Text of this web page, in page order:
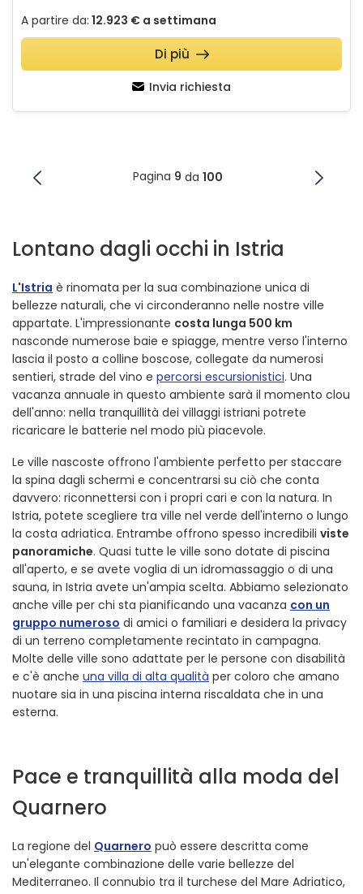
A partire da: 12.923 € a settimana
Invia richiesta
Di più
Pagina 9 da 100
Lontano dagli occhi in Istria
L'Istria è rinomata per la sua combinazione unica di
bellezze naturali, che vi circonderanno nelle nostre ville
appartate. L'impressionante costa lunga 500 km
nasconde numerose baie e spiagge, mentre verso l'interno
lascia il posto a colline boscose, collegate da numerosi
sentieri, strade del vino e percorsi escursionistici. Una
vacanza annuale in questo ambiente sarà il momento clou
dell'anno: nella tranquillità dei villaggi istriani potrete
ricaricare le batterie nel modo più piacevole.
Le ville nascoste offrono l'ambiente perfetto per staccare
la spina dagli schermi e concentrarsi su ciò che conta
davvero: riconnettersi con i propri cari e con la natura. In
Istria, potete scegliere tra ville nel verde dell'interno o lungo
la costa adriatica. Entrambe offrono spesso incredibili viste
panoramiche. Quasi tutte le ville sono dotate di piscina
all'aperto, e se avete voglia di un idromassaggio o di una
sauna, in Istria avete un'ampia scelta. Abbiamo selezionato
anche ville per chi sta pianificando una vacanza con un
gruppo numeroso di amici o familiari e desidera la privacy
di un terreno completamente recintato in campagna.
Molte delle ville sono adattate per le persone con disabilità
e c'è anche una villa di alta qualità per coloro che amano
nuotare sia in una piscina interna riscaldata che in una
esterna.
Pace e tranquillità alla moda del
Quarnero
La regione del Quarnero può essere descritta come
un'elegante combinazione delle varie bellezze del
Mediterraneo. Il connubio tra il turchese del Mare Adriatico,